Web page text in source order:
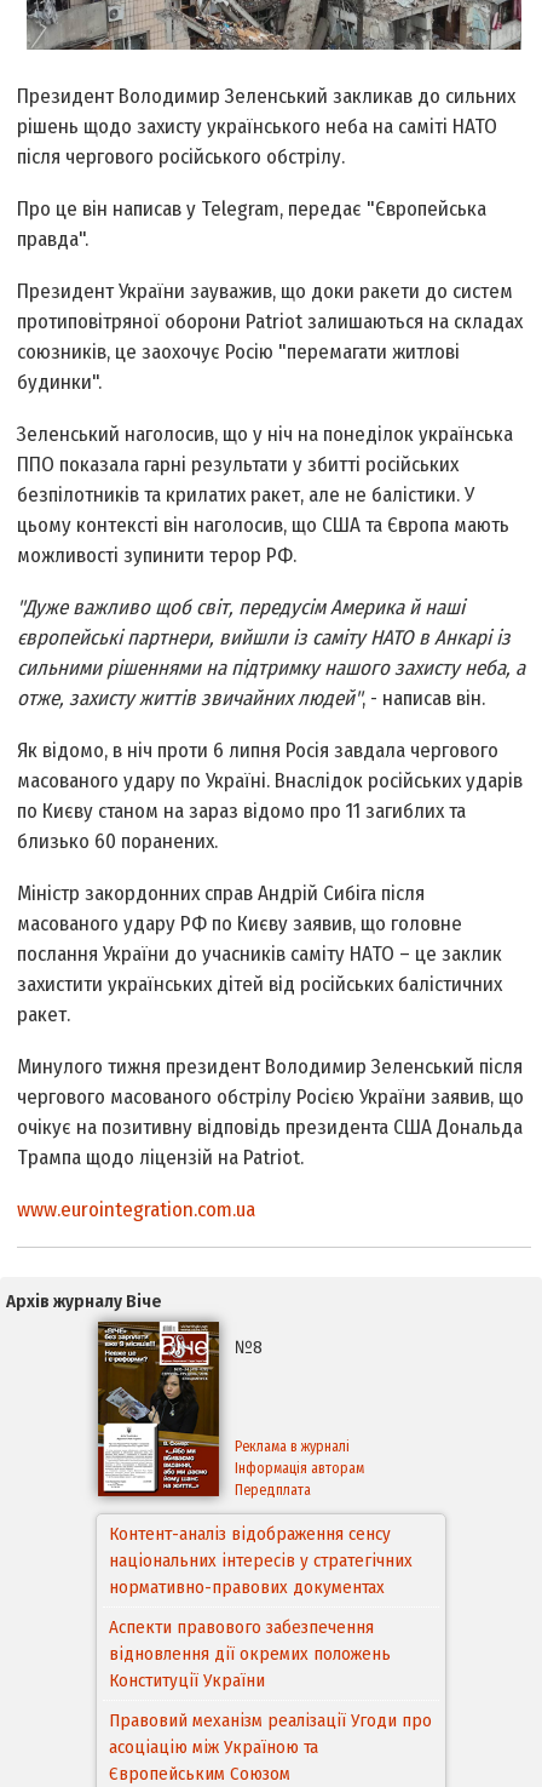
Президент Володимир Зеленський закликав до сильних
рішень щодо захисту українського неба на саміті НАТО
після чергового російського обстрілу.
Про це він написав у Telegram, передає "Європейська
правда".
Президент України зауважив, що доки ракети до систем
протиповітряної оборони Patriot залишаються на складах
союзників, це заохочує Росію "перемагати житлові
будинки".
Зеленський наголосив, що у ніч на понеділок українська
ППО показала гарні результати у збитті російських
безпілотників та крилатих ракет, але не балістики. У
цьому контексті він наголосив, що США та Європа мають
можливості зупинити терор РФ.
"Дуже важливо щоб світ, передусім Америка й наші
європейські партнери, вийшли із саміту НАТО в Анкарі із
сильними рішеннями на підтримку нашого захисту неба, а
отже, захисту життів звичайних людей", - написав він.
Як відомо, в ніч проти 6 липня Росія завдала чергового
масованого удару по Україні. Внаслідок російських ударів
по Києву станом на зараз відомо про 11 загиблих та
близько 60 поранених.
Міністр закордонних справ Андрій Сибіга після
масованого удару РФ по Києву заявив, що головне
послання України до учасників саміту НАТО – це заклик
захистити українських дітей від російських балістичних
ракет.
Минулого тижня президент Володимир Зеленський після
чергового масованого обстрілу Росією України заявив, що
очікує на позитивну відповідь президента США Дональда
Трампа щодо ліцензій на Patriot.
www.eurointegration.com.ua
Архів журналу Віче
№8
Реклама в журналі
Інформація авторам
Передплата
Контент-аналіз відображення сенсу
національних інтересів у стратегічних
нормативно-правових документах
Аспекти правового забезпечення
відновлення дії окремих положень
Конституції України
Правовий механізм реалізації Угоди про
асоціацію між Україною та
Європейським Cоюзом